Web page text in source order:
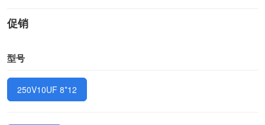
促销
型号
250V10UF 8*12